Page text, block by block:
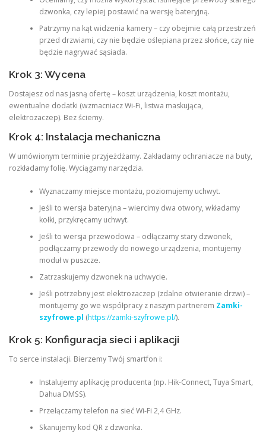
dzwonka, czy lepiej postawić na wersję bateryjną.
Patrzymy na kąt widzenia kamery – czy obejmie całą przestrzeń
przed drzwiami, czy nie będzie oślepiana przez słońce, czy nie
będzie nagrywać sąsiada.
Krok 3: Wycena
Dostajesz od nas jasną ofertę – koszt urządzenia, koszt montażu,
ewentualne dodatki (wzmacniacz Wi‑Fi, listwa maskująca,
elektrozaczep). Bez ściemy.
Krok 4: Instalacja mechaniczna
W umówionym terminie przyjeżdżamy. Zakładamy ochraniacze na buty,
rozkładamy folię. Wyciągamy narzędzia.
Wyznaczamy miejsce montażu, poziomujemy uchwyt.
Jeśli to wersja bateryjna – wiercimy dwa otwory, wkładamy
kołki, przykręcamy uchwyt.
Jeśli to wersja przewodowa – odłączamy stary dzwonek,
podłączamy przewody do nowego urządzenia, montujemy
moduł w puszcze.
Zatrzaskujemy dzwonek na uchwycie.
Jeśli potrzebny jest elektrozaczep (zdalne otwieranie drzwi) –
montujemy go we współpracy z naszym partnerem Zamki-
szyfrowe.pl (https://zamki-szyfrowe.pl/).
Krok 5: Konfiguracja sieci i aplikacji
To serce instalacji. Bierzemy Twój smartfon i:
Instalujemy aplikację producenta (np. Hik-Connect, Tuya Smart,
Dahua DMSS).
Przełączamy telefon na sieć Wi‑Fi 2,4 GHz.
Skanujemy kod QR z dzwonka.